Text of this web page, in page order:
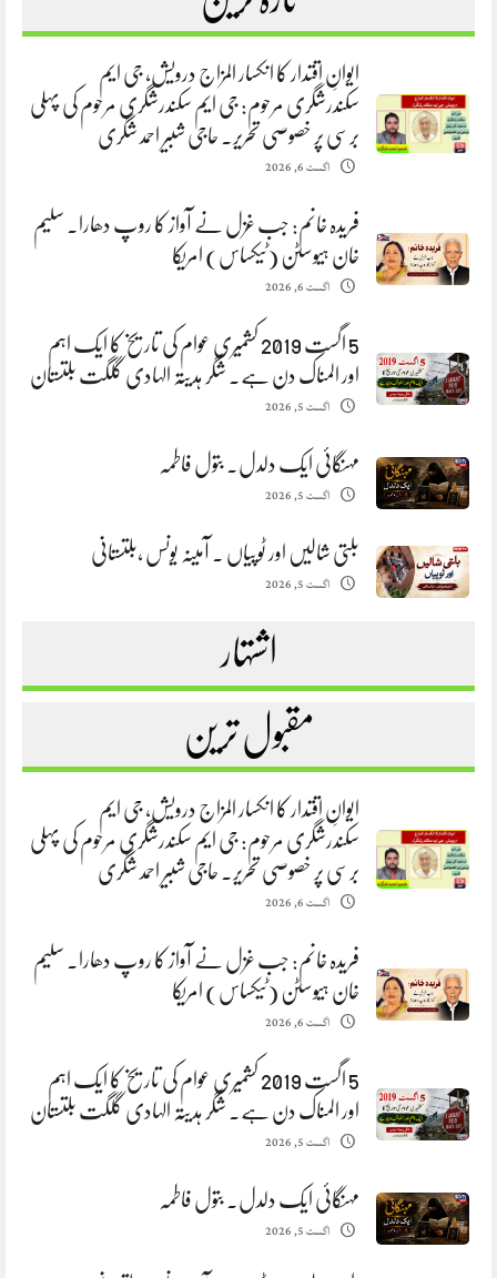
ایوانِ اقتدار کا انکسار المزاج درویش، جی ایم
سکندرشگری مرحوم: جی ایم سکندرشگری مرحوم کی پہلی
برسی پر خصوصی تحریر. حاجی شبیر احمد شگری
اگست 6, 2026
فریدہ خانم: جب غزل نے آواز کا روپ دھارا. سلیم
خان ہیوسٹن (ٹیکساس) امریکا
اگست 6, 2026
5 اگست 2019 کشمیری عوام کی تاریخ کا ایک اہم
اور المناک دن ہے. شگر ہدیتہ الہادی گلگت بلتستان
اگست 5, 2026
مہنگائی ایک دلدل. بتول فاطمہ
اگست 5, 2026
بلتی شالیں اور ٹوپیاں . آمینہ یونس ،بلتستانی
اگست 5, 2026
اشتہار
مقبول ترین
ایوانِ اقتدار کا انکسار المزاج درویش، جی ایم
سکندرشگری مرحوم: جی ایم سکندرشگری مرحوم کی پہلی
برسی پر خصوصی تحریر. حاجی شبیر احمد شگری
اگست 6, 2026
فریدہ خانم: جب غزل نے آواز کا روپ دھارا. سلیم
خان ہیوسٹن (ٹیکساس) امریکا
اگست 6, 2026
5 اگست 2019 کشمیری عوام کی تاریخ کا ایک اہم
اور المناک دن ہے. شگر ہدیتہ الہادی گلگت بلتستان
اگست 5, 2026
مہنگائی ایک دلدل. بتول فاطمہ
اگست 5, 2026